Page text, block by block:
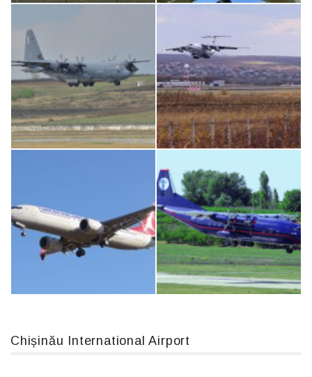
An124, RA-82013 Airbus A319-114 D-AILN, Lufthansa, Франкфурт-Кишинев, 24/06/18
IL76, RA-78844
Chișinău International Airport